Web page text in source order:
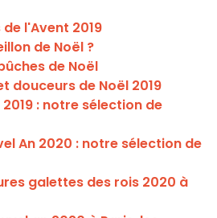
l'Avent 2019
de Noël ?
de Noël
douceurs de Noël 2019
: notre sélection de
An 2020 : notre sélection de
galettes des rois 2020 à